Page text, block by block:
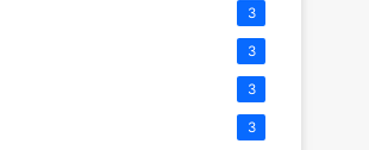
3
3
3
3